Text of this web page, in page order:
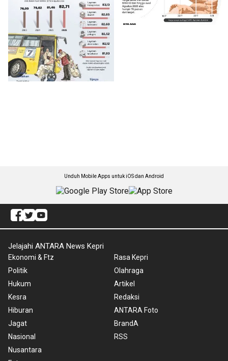
Unduh Mobile Apps untuk iOS dan Android
Jelajahi ANTARA News Kepri
Ekonomi & Ftz
Politik
Hukum
Kesra
Hiburan
Jagat
Nasional
Nusantara
Rasa Kepri
Olahraga
Artikel
Redaksi
ANTARA Foto
BrandA
RSS